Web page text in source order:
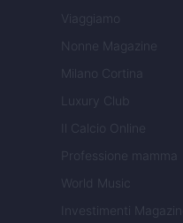
Viaggiamo
Nonne Magazine
Milano Cortina
Luxury Club
Il Calcio Online
Professione mamma
World Music
Investimenti Magazine